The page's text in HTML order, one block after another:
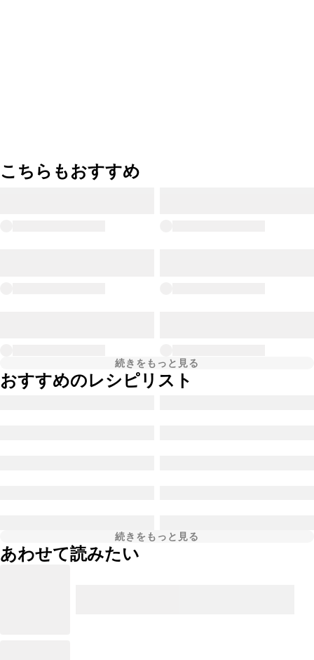
こちらもおすすめ
続きをもっと見る
おすすめのレシピリスト
続きをもっと見る
あわせて読みたい